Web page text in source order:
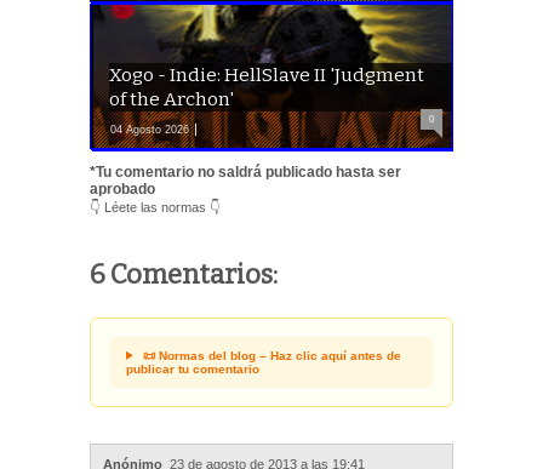
Xogo - Indie: HellSlave II 'Judgment
of the Archon'
04 Agosto 2026
0
*Tu comentario no saldrá publicado hasta ser
aprobado
👇 Léete las normas 👇
6 Comentarios:
📜 Normas del blog – Haz clic aquí antes de
publicar tu comentario
Anónimo 23 de agosto de 2013 a las 19:41